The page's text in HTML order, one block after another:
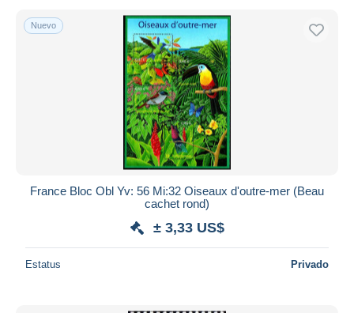
Nuevo
France Bloc Obl Yv: 56 Mi:32 Oiseaux d'outre-mer (Beau
cachet rond)
± 3,33 US$
Estatus Privado